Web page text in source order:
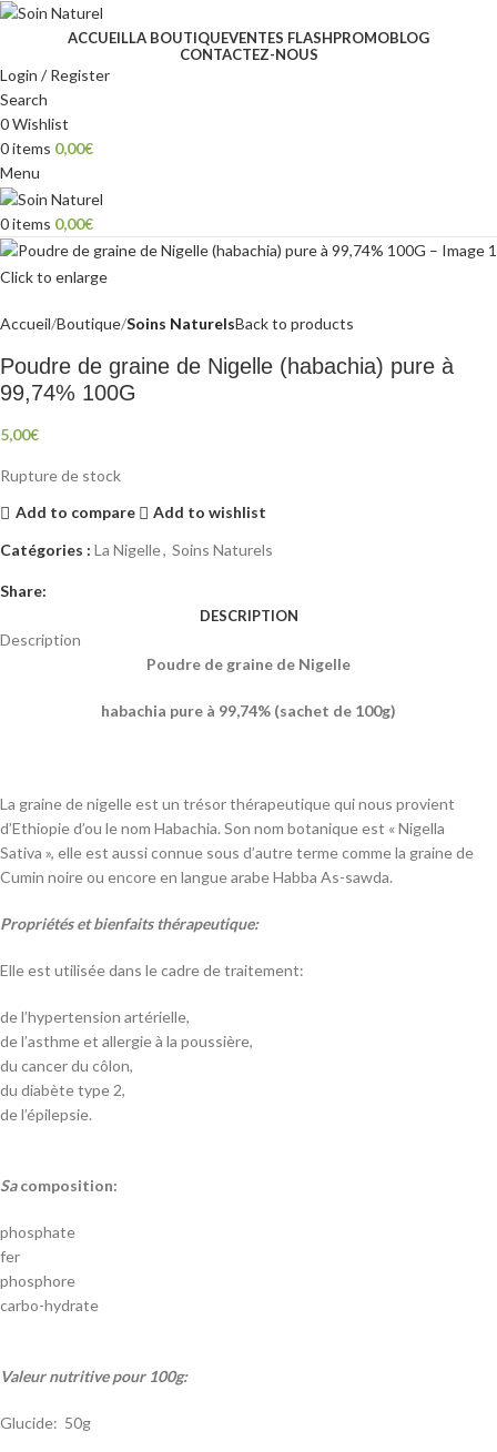
ACCUEILLA BOUTIQUEVENTES FLASHPROMOBLOG
CONTACTEZ-NOUS
Login / Register
Search
0Wishlist
0items 0,00€
Menu
0items 0,00€
Click to enlarge
Accueil Boutique Soins NaturelsBack to products
Poudre de graine de Nigelle (habachia) pure à
99,74% 100G
5,00€
Rupture de stock
Add to compare
Add to wishlist
Catégories : La Nigelle, Soins Naturels
Share:
DESCRIPTION
Description
Poudre de graine de Nigelle
habachia pure à 99,74% (sachet de 100g)
La graine de nigelle est un trésor thérapeutique qui nous provient
d’Ethiopie d’ou le nom Habachia. Son nom botanique est « Nigella
Sativa », elle est aussi connue sous d’autre terme comme la graine de
Cumin noire ou encore en langue arabe Habba As-sawda.
Propriétés et bienfaits thérapeutique:
Elle est utilisée dans le cadre de traitement:
de l’hypertension artérielle,
de l’asthme et allergie à la poussière,
du cancer du côlon,
du diabète type 2,
de l’épilepsie.
Sacomposition:
phosphate
fer
phosphore
carbo-hydrate
Valeur nutritive pour 100g:
Glucide: 50g